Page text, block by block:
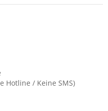
Hotline / Keine SMS)